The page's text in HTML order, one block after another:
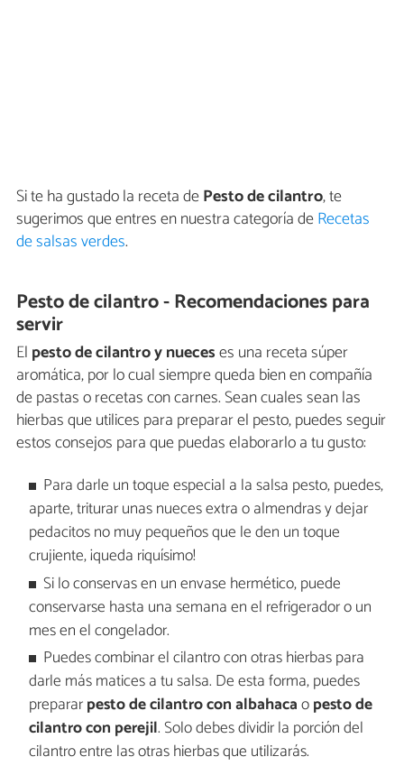
Si te ha gustado la receta dePesto de cilantro, te
sugerimos que entres en nuestra categoría deRecetas
de salsas verdes.
Pesto de cilantro - Recomendaciones para
servir
El pesto de cilantro y nueceses una receta súper
aromática, por lo cual siempre queda bien en compañía
de pastas o recetas con carnes. Sean cuales sean las
hierbas que utilices para preparar el pesto, puedes seguir
estos consejos para que puedas elaborarlo a tu gusto:
Para darle un toque especial a la salsa pesto, puedes,
aparte, triturar unas nueces extra o almendras y dejar
pedacitos no muy pequeños que le den un toque
crujiente, ¡queda riquísimo!
Si lo conservas en un envase hermético, puede
conservarse hasta una semana en el refrigerador o un
mes en el congelador.
Puedes combinar el cilantro con otras hierbas para
darle más matices a tu salsa. De esta forma, puedes
prepararpesto de cilantro con albahacaopesto de
cilantro con perejil. Solo debes dividir la porción del
cilantro entre las otras hierbas que utilizarás.